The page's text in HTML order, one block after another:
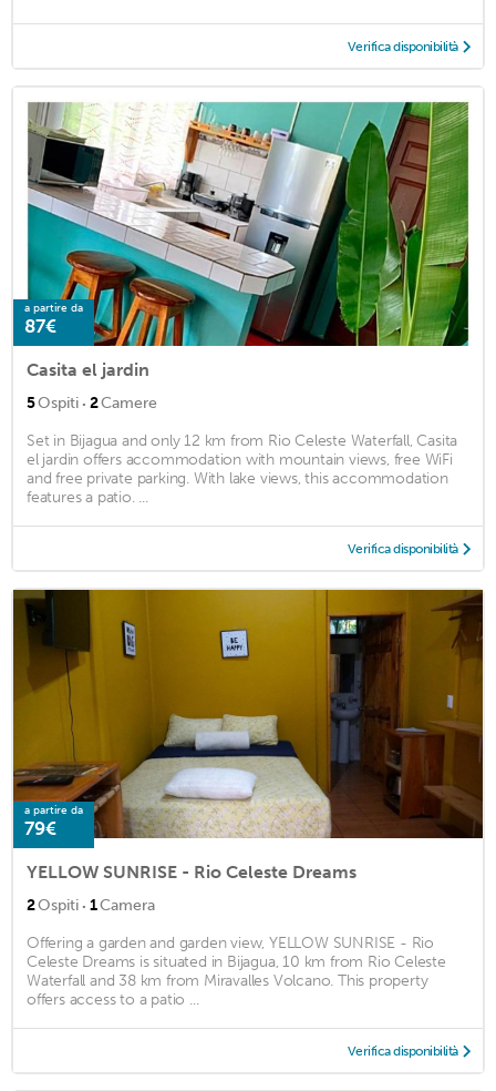
Verifica disponibilità
a partire da
87€
Casita el jardin
5Ospiti · 2Camere
Set in Bijagua and only 12 km from Rio Celeste Waterfall, Casita
el jardin offers accommodation with mountain views, free WiFi
and free private parking. With lake views, this accommodation
features a patio. ...
Verifica disponibilità
a partire da
79€
YELLOW SUNRISE - Rio Celeste Dreams
2Ospiti · 1Camera
Offering a garden and garden view, YELLOW SUNRISE - Rio
Celeste Dreams is situated in Bijagua, 10 km from Rio Celeste
Waterfall and 38 km from Miravalles Volcano. This property
offers access to a patio ...
Verifica disponibilità